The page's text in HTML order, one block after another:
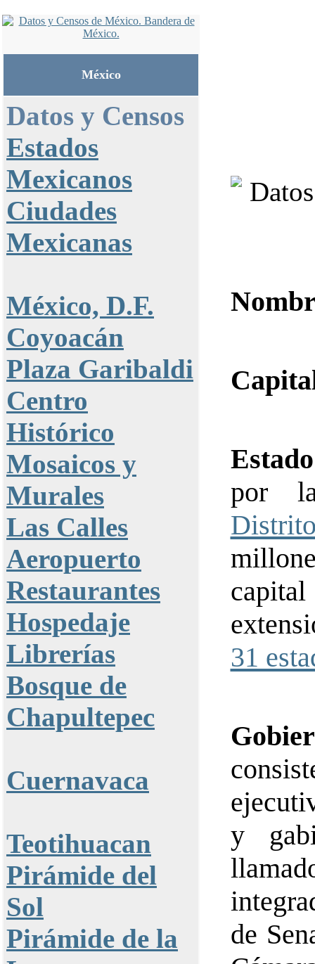
México
Datos y Censos
Estados
Mexicanos
Ciudades
Mexicanas
México, D.F.
Coyoacán
Plaza Garibaldi
Centro
Histórico
Mosaicos y
Murales
Las Calles
Aeropuerto
Restaurantes
Hospedaje
Librerías
Bosque de
Chapultepec
Cuernavaca
Teotihuacan
Pirámide del
Sol
Pirámide de la
Estado
por
31
y
de